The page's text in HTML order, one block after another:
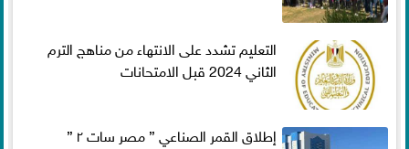
التعليم تشدد على الانتهاء من مناهج الترم
الثاني 2024 قبل الامتحانات
إطلاق القمر الصناعي ” مصر سات ٢ ”